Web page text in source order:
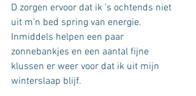
D zorgen ervoor dat ik ’s ochtends niet
uit m’n bed spring van energie.
Inmiddels helpen een paar
zonnebankjes en een aantal fijne
klussen er weer voor dat ik uit mijn
winterslaap blijf.